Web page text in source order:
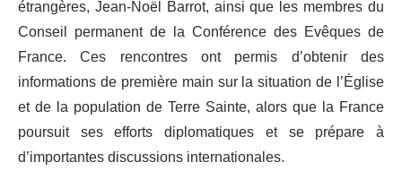
étrangères, Jean-Noël Barrot, ainsi que les membres du
Conseil permanent de la Conférence des Evêques de
France. Ces rencontres ont permis d’obtenir des
informations de première main sur la situation de l’Église
et de la population de Terre Sainte, alors que la France
poursuit ses efforts diplomatiques et se prépare à
d’importantes discussions internationales.